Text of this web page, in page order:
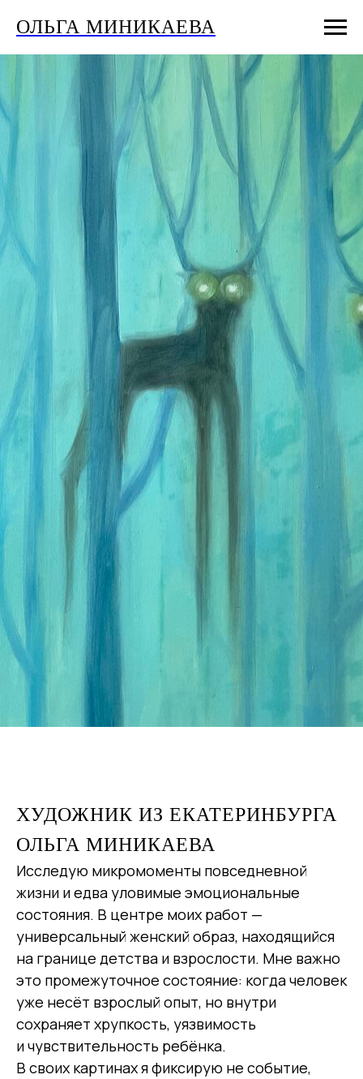
ОЛЬГА МИНИКАЕВА
ХУДОЖНИК ИЗ ЕКАТЕРИНБУРГА
ОЛЬГА МИНИКАЕВА
Исследую микромоменты повседневной
жизни и едва уловимые эмоциональные
состояния. В центре моих работ —
универсальный женский образ, находящийся
на границе детства и взрослости. Мне важно
это промежуточное состояние: когда человек
уже несёт взрослый опыт, но внутри
сохраняет хрупкость, уязвимость
и чувствительность ребёнка.
В своих картинах я фиксирую не событие,